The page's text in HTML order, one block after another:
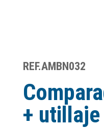
REF.AMBN032
+ utillaje